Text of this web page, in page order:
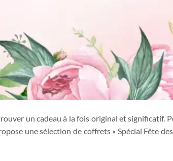
un cadeau à la fois original et significatif.
une sélection de coffrets « Spécial Fête